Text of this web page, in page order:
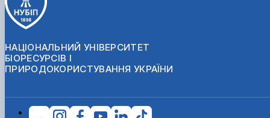
НАЦІОНАЛЬНИЙ УНІВЕРСИТЕТ
БІОРЕСУРСІВ І
ПРИРОДОКОРИСТУВАННЯ УКРАЇНИ